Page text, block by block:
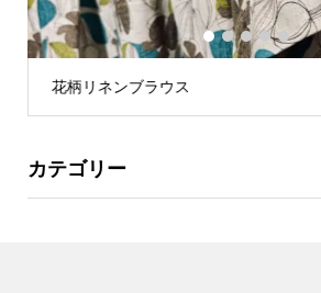
花柄リネンブラウス
1 2 3 4 5
カテゴリー